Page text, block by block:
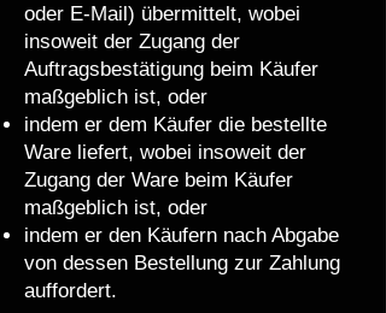
oder E-Mail) übermittelt, wobei
insoweit der Zugang der
Auftragsbestätigung beim Käufer
maßgeblich ist, oder
indem er dem Käufer die bestellte
Ware liefert, wobei insoweit der
Zugang der Ware beim Käufer
maßgeblich ist, oder
indem er den Käufern nach Abgabe
von dessen Bestellung zur Zahlung
auffordert.